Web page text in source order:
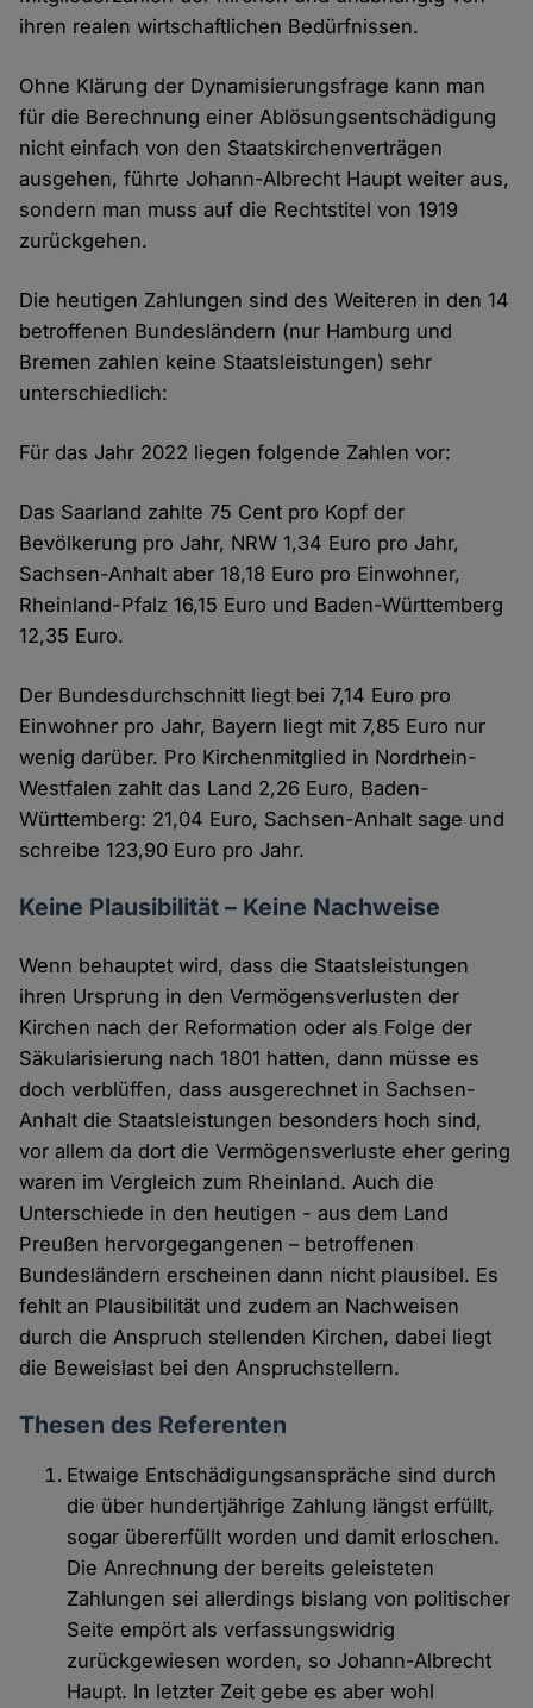
ihren realen wirtschaftlichen Bedürfnissen.
Ohne Klärung der Dynamisierungsfrage kann man
für die Berechnung einer Ablösungsentschädigung
nicht einfach von den Staatskirchenverträgen
ausgehen, führte Johann-Albrecht Haupt weiter aus,
sondern man muss auf die Rechtstitel von 1919
zurückgehen.
Die heutigen Zahlungen sind des Weiteren in den 14
betroffenen Bundesländern (nur Hamburg und
Bremen zahlen keine Staatsleistungen) sehr
unterschiedlich:
Für das Jahr 2022 liegen folgende Zahlen vor:
Das Saarland zahlte 75 Cent pro Kopf der
Bevölkerung pro Jahr, NRW 1,34 Euro pro Jahr,
Sachsen-Anhalt aber 18,18 Euro pro Einwohner,
Rheinland-Pfalz 16,15 Euro und Baden-Württemberg
12,35 Euro.
Der Bundesdurchschnitt liegt bei 7,14 Euro pro
Einwohner pro Jahr, Bayern liegt mit 7,85 Euro nur
wenig darüber. Pro Kirchenmitglied in Nordrhein-
Westfalen zahlt das Land 2,26 Euro, Baden-
Württemberg: 21,04 Euro, Sachsen-Anhalt sage und
schreibe 123,90 Euro pro Jahr.
Keine Plausibilität – Keine Nachweise
Wenn behauptet wird, dass die Staatsleistungen
ihren Ursprung in den Vermögensverlusten der
Kirchen nach der Reformation oder als Folge der
Säkularisierung nach 1801 hatten, dann müsse es
doch verblüffen, dass ausgerechnet in Sachsen-
Anhalt die Staatsleistungen besonders hoch sind,
vor allem da dort die Vermögensverluste eher gering
waren im Vergleich zum Rheinland. Auch die
Unterschiede in den heutigen - aus dem Land
Preußen hervorgegangenen – betroffenen
Bundesländern erscheinen dann nicht plausibel. Es
fehlt an Plausibilität und zudem an Nachweisen
durch die Anspruch stellenden Kirchen, dabei liegt
die Beweislast bei den Anspruchstellern.
Thesen des Referenten
Etwaige Entschädigungsanspräche sind durch
die über hundertjährige Zahlung längst erfüllt,
sogar übererfüllt worden und damit erloschen.
Die Anrechnung der bereits geleisteten
Zahlungen sei allerdings bislang von politischer
Seite empört als verfassungswidrig
zurückgewiesen worden, so Johann-Albrecht
Haupt. In letzter Zeit gebe es aber wohl